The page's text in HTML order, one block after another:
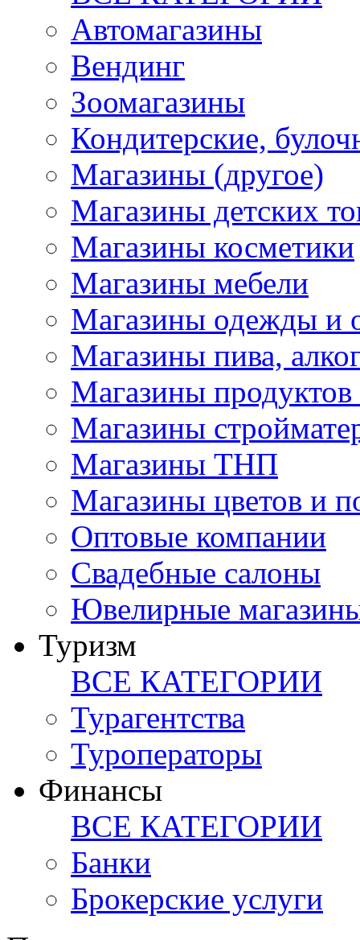
Автомагазины
Вендинг
Зоомагазины
Кондитерские,
Магазины (другое)
Магазины детских
Магазины косметики
Магазины мебели
Магазины одежды и
Магазины пива,
Магазины продуктов
Магазины
Магазины ТНП
Магазины цветов и
Оптовые компании
Свадебные салоны
Ювелирные
Туризм
ВСЕ КАТЕГОРИИ
Турагентства
Туроператоры
Финансы
ВСЕ КАТЕГОРИИ
Банки
Брокерские услуги